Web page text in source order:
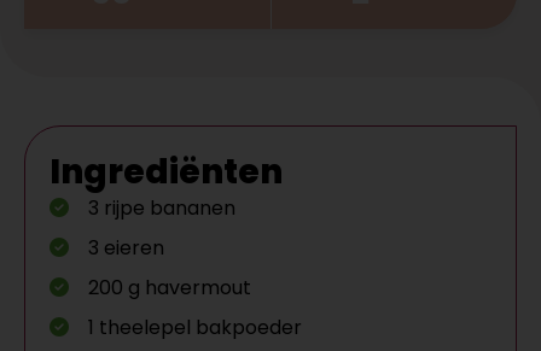
Ingrediënten
3 rijpe bananen
3 eieren
200 g havermout
1 theelepel bakpoeder